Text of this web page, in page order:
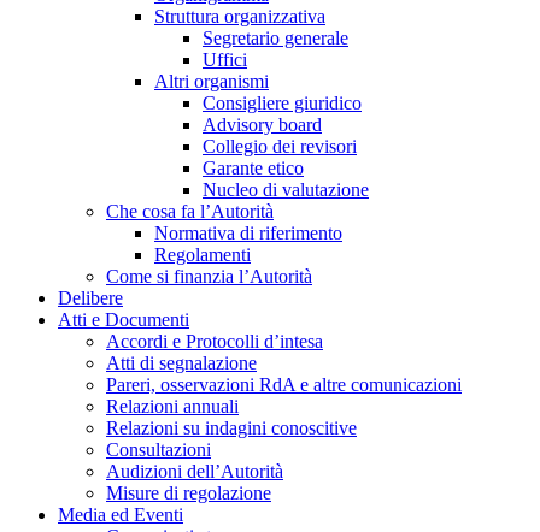
Struttura organizzativa
Segretario generale
Uffici
Altri organismi
Consigliere giuridico
Advisory board
Collegio dei revisori
Garante etico
Nucleo di valutazione
Che cosa fa l’Autorità
Normativa di riferimento
Regolamenti
Come si finanzia l’Autorità
Delibere
Atti e Documenti
Accordi e Protocolli d’intesa
Atti di segnalazione
Pareri, osservazioni RdA e altre comunicazioni
Relazioni annuali
Relazioni su indagini conoscitive
Consultazioni
Audizioni dell’Autorità
Misure di regolazione
Media ed Eventi